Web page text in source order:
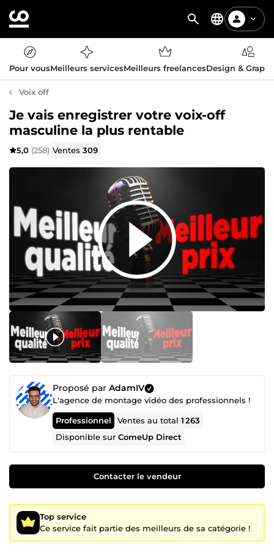
Pour vousMeilleurs servicesMeilleurs freelancesDesign &
Voix off
Je vais enregistrer votre voix-off
masculine la plus rentable
5,0 (258) Ventes309
Proposé par AdamIV
L'agence de montage vidéo des professionnels !
Professionnel Ventes au total1 263
Disponible surComeUp Direct
Contacter le vendeur
Top service
Ce service fait partie des meilleurs de sa catégorie !